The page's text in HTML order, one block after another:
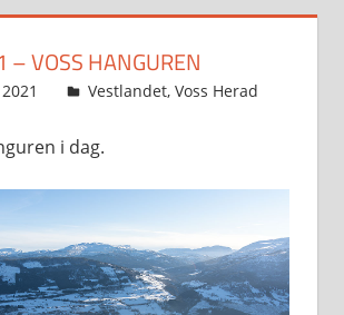
VOSS HANGUREN
Svein
Vestlandet, Voss Herad
i dag.